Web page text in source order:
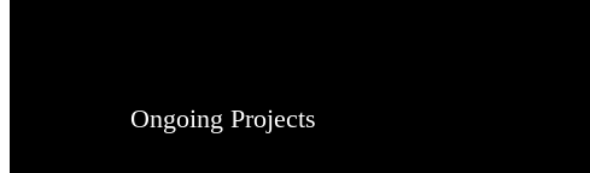
Ongoing Projects